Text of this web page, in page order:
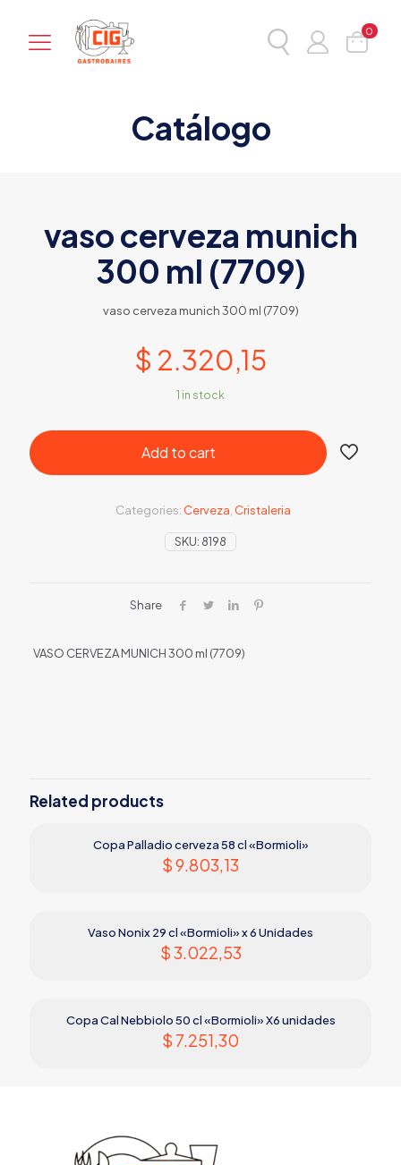
0
Catálogo
vaso cerveza munich
300 ml (7709)
vaso cerveza munich 300 ml (7709)
$ 2.320,15
1 in stock
Add to cart
SKU: 8198
Categories: Cerveza Cristaleria
Share
VASO CERVEZA MUNICH 300 ml (7709)
Related products
Copa Palladio cerveza 58 cl «Bormioli»
$9.803,13
Vaso Nonix 29 cl «Bormioli» x 6 Unidades
$3.022,53
Copa Cal Nebbiolo 50 cl «Bormioli» X6 unidades
$ 7.251,30